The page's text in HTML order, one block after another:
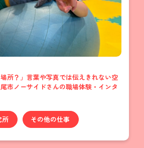
場所？」言葉や写真では伝えきれない空
市ノーサイドさんの職場体験・インタ
所 その他の仕事